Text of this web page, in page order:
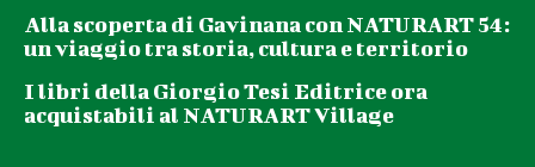
Alla scoperta di Gavinana con NATURART 54:
un viaggio tra storia, cultura e territorio
I libri della Giorgio Tesi Editrice ora
acquistabili al NATURART Village